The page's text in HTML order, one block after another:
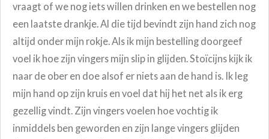
vraagt of we nog iets willen drinken en we bestellen nog
een laatste drankje. Al die tijd bevindt zijn hand zich nog
altijd onder mijn rokje. Als ik mijn bestelling doorgeef
voel ik hoe zijn vingers mijn slip in glijden. Stoïcijns kijk ik
naar de ober en doe alsof er niets aan de hand is. Ik leg
mijn hand op zijn kruis en voel dat hij het net als ik erg
gezellig vindt. Zijn vingers voelen hoe vochtig ik
inmiddels ben geworden en zijn lange vingers glijden